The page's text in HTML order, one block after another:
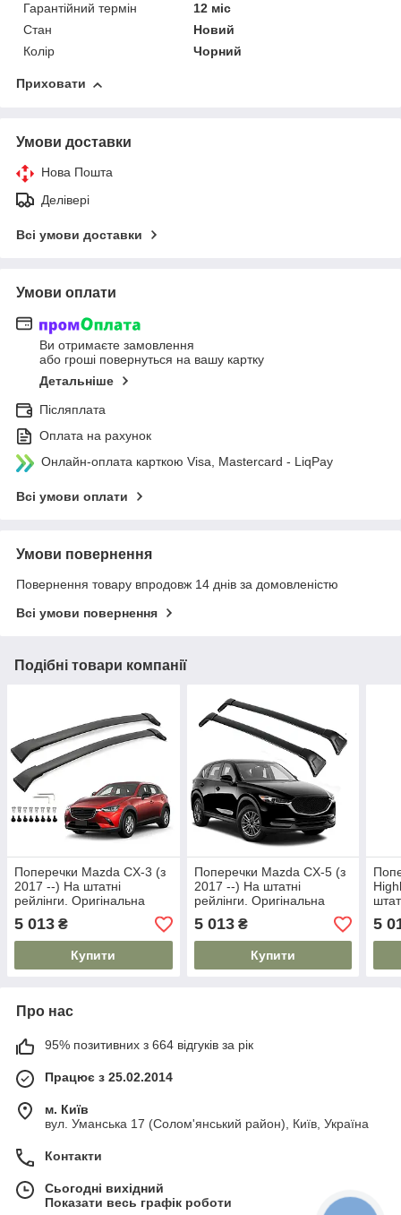
Гарантійний термін
12 міс
Стан
Новий
Колір
Чорний
Приховати
Умови доставки
Нова Пошта
Делівері
Всі умови доставки
Умови оплати
Ви отримаєте замовлення
або гроші повернуться на вашу картку
Детальніше
Післяплата
Оплата на рахунок
Онлайн-оплата карткою Visa, Mastercard - LiqPay
Всі умови оплати
Умови повернення
Повернення товару впродовж 14 днів за домовленістю
Всі умови повернення
Подібні товари компанії
Поперечки Mazda CX-3 (з
2017 --) На штатні
рейлінги. Оригінальна
модель.
5 013 ₴
Купити
Поперечки Mazda CX-5 (з
2017 --) На штатні
рейлінги. Оригінальна
модель.
5 013₴
Купити
5
Про нас
95% позитивних з 664 відгуків за рік
Працює з 25.02.2014
м. Київ
вул. Уманська 17 (Солом'янський район), Київ, Україна
Контакти
Сьогодні вихідний
Показати весь графік роботи